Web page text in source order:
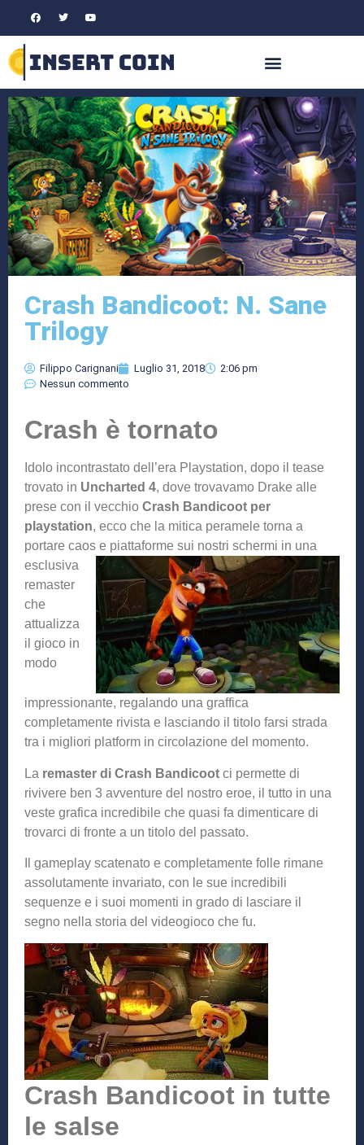
Crash Bandicoot: N. Sane
Trilogy
Filippo Carignani Luglio 31, 2018
2:06 pm
Nessun commento
Crash è tornato
Idolo incontrastato dell’era Playstation, dopo il tease
trovato in Uncharted 4, dove trovavamo Drake alle
prese con il vecchio Crash Bandicoot per
playstation, ecco che la mitica peramele torna a
portare caos e piattaforme sui nostri schermi in una
esclusiva
remaster
che
attualizza
il gioco in
modo
impressionante, regalando una graffica
completamente rivista e lasciando il titolo farsi strada
tra i migliori platform in circolazione del momento.
La remaster di Crash Bandicoot ci permette di
rivivere ben 3 avventure del nostro eroe, il tutto in una
veste grafica incredibile che quasi fa dimenticare di
trovarci di fronte a un titolo del passato.
Il gameplay scatenato e completamente folle rimane
assolutamente invariato, con le sue incredibili
sequenze e i suoi momenti in grado di lasciare il
segno nella storia del videogioco che fu.
Crash Bandicoot in tutte
le salse